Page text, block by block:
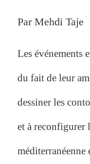
Par Mehdi Taje
Les événements
du fait de leur
dessiner les
et à reconfigurer
méditerranéenne